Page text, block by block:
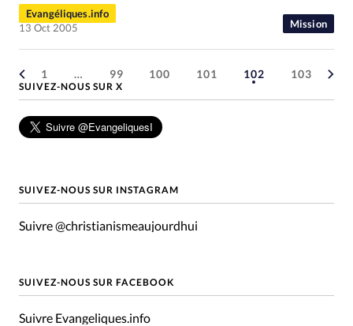
Mission
Evangéliques.info
13 Oct 2005
1 … 99 100 101 102 103
SUIVEZ-NOUS SUR X
SUIVEZ-NOUS SUR INSTAGRAM
Suivre @christianismeaujourdhui
SUIVEZ-NOUS SUR FACEBOOK
Suivre Evangeliques.info